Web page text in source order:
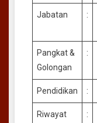
Jabatan :
Pangkat &
Golongan
:
Pendidikan :
Riwayat
: